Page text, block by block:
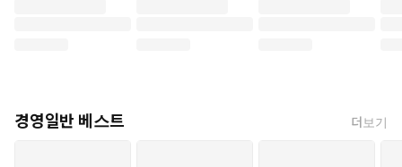
경영일반 베스트 더보기